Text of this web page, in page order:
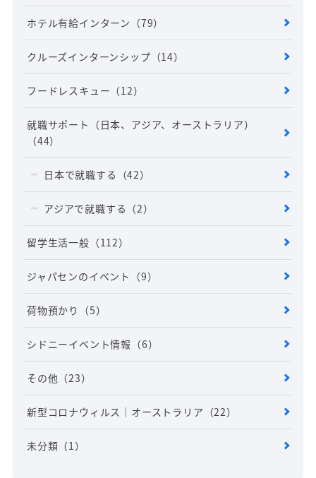
ホテル有給インターン （79）
クルーズインターンシップ （14）
フードレスキュー （12）
就職サポート（日本、アジア、オーストラリア）
（44）
日本で就職する （42）
アジアで就職する （2）
留学生活一般 （112）
ジャパセンのイベント （9）
荷物預かり （5）
シドニーイベント情報 （6）
その他 （23）
新型コロナウィルス｜オーストラリア （22）
未分類 （1）